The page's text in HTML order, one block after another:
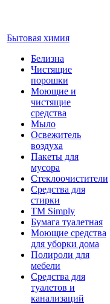
Бытовая химия
Белизна
Чистящие
порошки
Моющие и
чистящие
средства
Мыло
Освежитель
воздуха
Пакеты для
мусора
Стеклоочистители
Средства для
стирки
TM Simply
Бумага туалетная
Моющие средства
для уборки дома
Полироли для
мебели
Средства для
туалетов и
канализаций